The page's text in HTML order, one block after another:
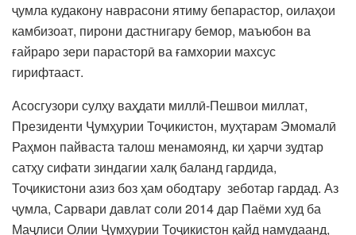
ҷумла кудакону наврасони ятиму бепарастор, оилаҳои
камбизоат, пирони дастнигару бемор, маъюбон ва
ғайраро зери парасторӣ ва ғамхории махсус
гирифтааст.
Асосгузори сулҳу ваҳдати миллӣ-Пешвои миллат,
Президенти Ҷумҳурии Тоҷикистон, муҳтарам Эмомалӣ
Раҳмон пайваста талош менамоянд, ки ҳарчи зудтар
сатҳу сифати зиндагии халқ баланд гардида,
Тоҷикистони азиз боз ҳам ободтару зеботар гардад. Аз
ҷумла, Сарвари давлат соли 2014 дар Паёми худ ба
Маҷлиси Олии Ҷумҳурии Тоҷикистон қайд намудаанд,